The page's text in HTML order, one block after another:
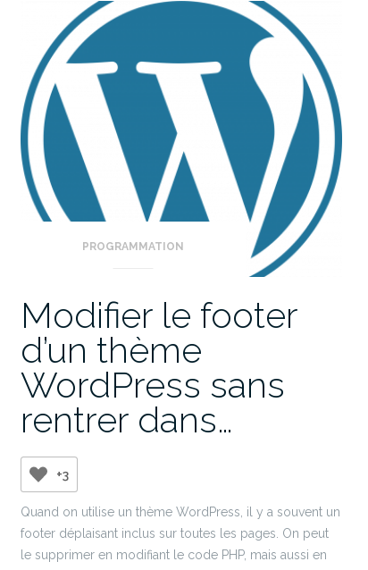
PROGRAMMATION
Modifier le footer
d’un thème
WordPress sans
rentrer dans…
+3
Quand on utilise un thème WordPress, il y a souvent un
footer déplaisant inclus sur toutes les pages. On peut
le supprimer en modifiant le code PHP, mais aussi en